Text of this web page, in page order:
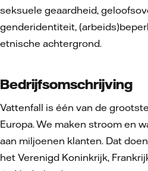
seksuele geaardheid,
genderidentiteit,
etnische achtergrond.
Bedrijfsomschrijving
Vattenfall is één van de
Europa. We maken stroom en
aan miljoenen klanten. Dat
het Verenigd Koninkrijk,